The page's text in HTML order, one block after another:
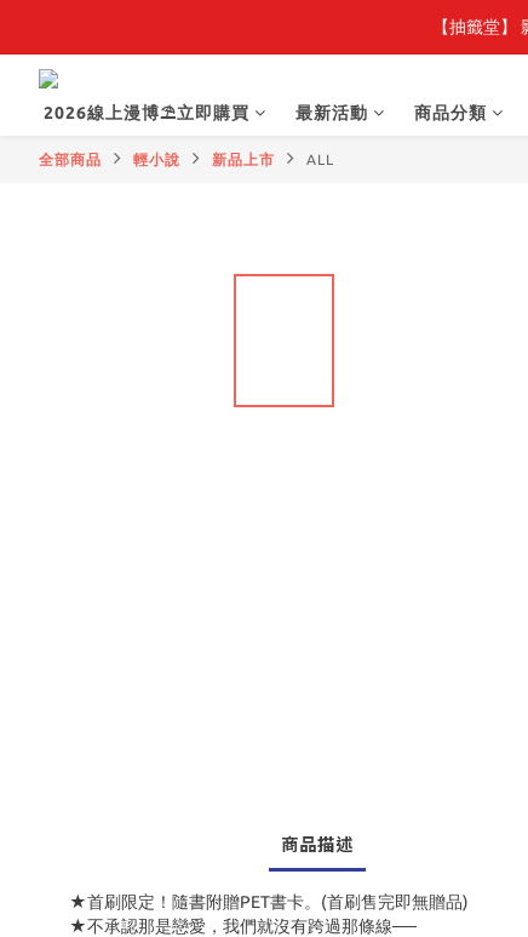
【抽籤堂
2026線上漫博⛱️立即購買
最新活動 商品分類
全部商品 輕小說 新品上市 ALL
商品描述
★首刷限定！隨書附贈PET書卡。(首刷售完即無贈品)
★不承認那是戀愛，我們就沒有跨過那條線──